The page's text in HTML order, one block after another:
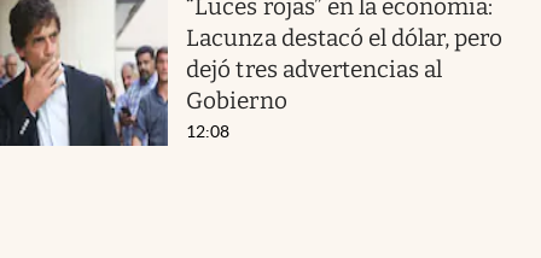
“Luces rojas” en la economía:
Lacunza destacó el dólar, pero
dejó tres advertencias al
Gobierno
12:08